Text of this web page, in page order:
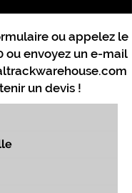
ou appelez le
ou envoyez un e-mail
un devis !